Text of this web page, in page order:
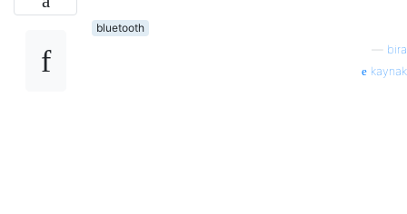
bluetooth
bira
kaynak